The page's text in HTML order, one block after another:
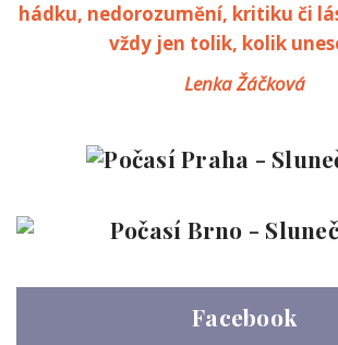
hádku, nedorozumění, kritiku či
vždy jen tolik, kolik
Lenka Žáčková
Facebook